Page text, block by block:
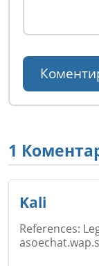
1
Kali
References: